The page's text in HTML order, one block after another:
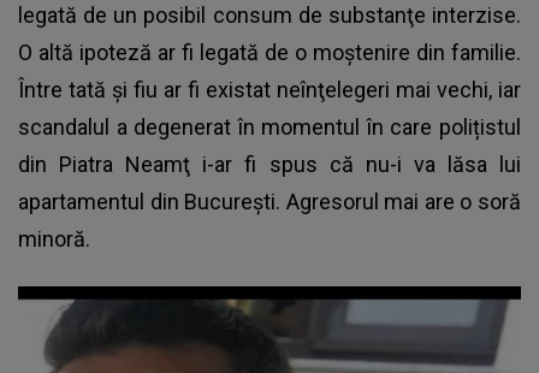
legată de un posibil consum de substanţe interzise.
O altă ipoteză ar fi legată de o moştenire din familie.
Între tată şi fiu ar fi existat neînţelegeri mai vechi, iar
scandalul a degenerat în momentul în care polițistul
din Piatra Neamţ i-ar fi spus că nu-i va lăsa lui
apartamentul din Bucureşti. Agresorul mai are o soră
minoră.